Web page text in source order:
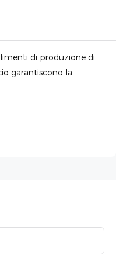
di produzione di
garantiscono la